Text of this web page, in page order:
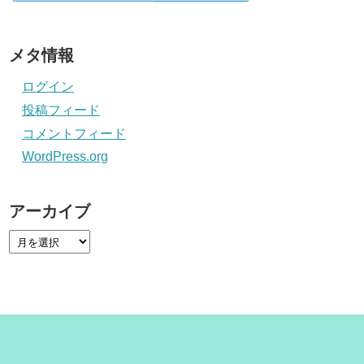
メタ情報
ログイン
投稿フィード
コメントフィード
WordPress.org
アーカイブ